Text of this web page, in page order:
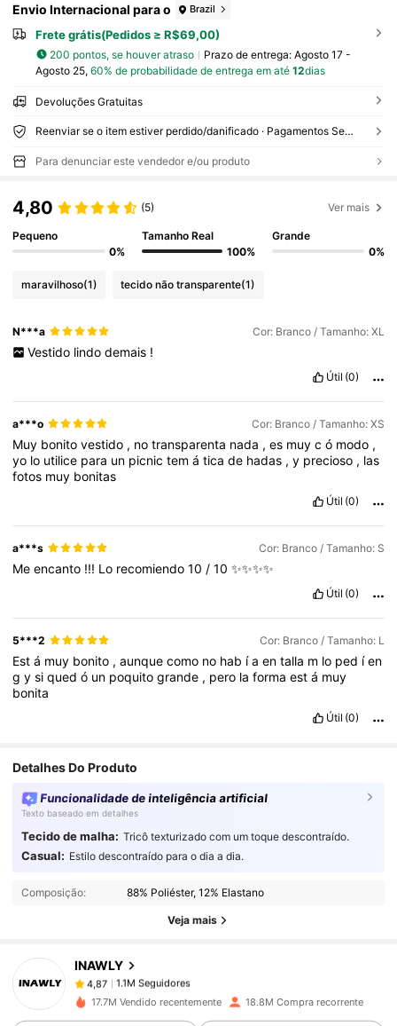
Envio Internacional para o Brazil
Frete grátis(Pedidos ≥ R$69,00)
200 pontos, se houver atraso Prazo de entrega: Agosto 17 -
Agosto 25, 60% de probabilidade de entrega em até 12dias
Devoluções Gratuitas
Reenviar se o item estiver perdido/danificado · Pagamentos Seguros · Proteção de privacidade
Para denunciar este vendedor e/ou produto
4,80 (5) Ver mais
Pequeno
0%
Tamanho Real
100%
Grande
0%
maravilhoso(1) tecido não transparente(1)
N***a Cor: Branco / Tamanho: XL
Vestido lindo demais !
Útil (0)
a***o Cor: Branco / Tamanho: XS
Muy bonitovestido , notransparenta nada ,es muycó modo ,
yo lo utilice para un picnictemáticade hadas ,y precioso , las
fotos muy bonitas
Útil (0)
a***s Cor: Branco / Tamanho: S
Meencanto !!! Lo recomiendo10 /10✨✨✨✨
Útil (0)
5***2 Cor: Branco / Tamanho: L
Está muy bonito ,aunquecomo no hab íaentalla m lo ped íen
gysiquedó un poquitogrande , pero laformaestá muy
bonita
Útil (0)
Detalhes Do Produto
Funcionalidade de inteligência artificial
Texto baseado em detalhes
Tecido de malha: Tricô texturizado com um toque descontraído.
Casual: Estilo descontraído para o dia a dia.
Composição: 88% Poliéster, 12% Elastano
Veja mais
INAWLY
4,87 1.1M Seguidores
1.1M Seguidores
a***e pago17 horas atrás
17.7M Vendido recentemente 18.8M Compra recorrente